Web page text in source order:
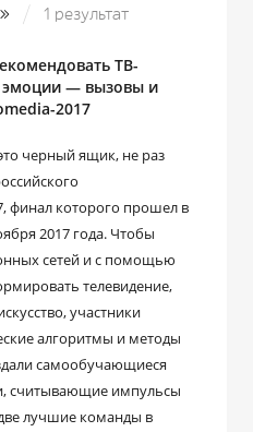
1 результат
ТВ-
эмоции — вызовы и
2017
черный ящик, не раз
финал которого прошел в
2017 года. Чтобы
сетей и с помощью
телевидение,
участники
алгоритмы и методы
самообучающиеся
считывающие импульсы
лучшие команды в